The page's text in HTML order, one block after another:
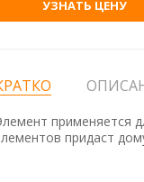
УЗНАТЬ ЦЕНУ
применяется
придаст